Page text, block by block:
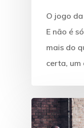
O jogo
E não é
mais do
certa, um